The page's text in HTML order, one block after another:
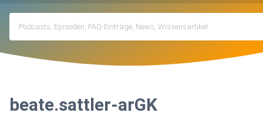
beate.sattler-arGK